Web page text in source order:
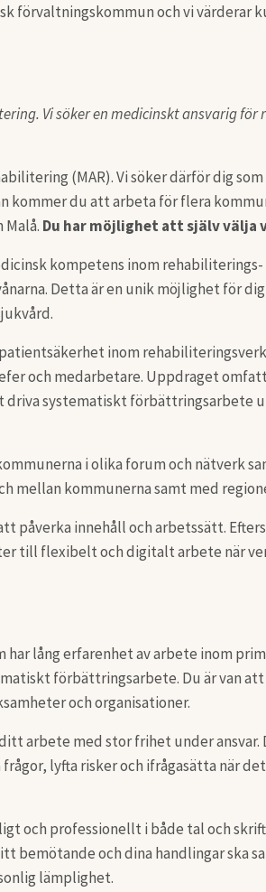
förvaltningskommun och vi värderar
Vi söker en medicinskt ansvarig
(MAR). Vi söker därför dig
kommer du att arbeta för flera
Du har möjlighet att själv välja
kompetens inom
Detta är en unik möjlighet för
inom
och medarbetare. Uppdraget
driva systematiskt
i olika forum och nätverk
kommunerna samt med
påverka innehåll och arbetssätt.
till flexibelt och digitalt arbete när
lång erfarenhet av arbete inom
förbättringsarbete. Du är van
och organisationer.
arbete med stor frihet under ansvar.
lyfta risker och ifrågasätta när
professionellt i både tal och
och dina handlingar ska
lämplighet.